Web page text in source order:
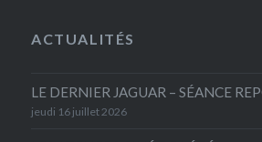
ACTUALITÉS
LE DERNIER JAGUAR – SÉANCE
jeudi 16 juillet 2026